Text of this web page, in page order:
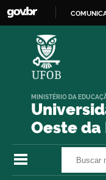
Oeste da
MINISTÉRIO DA